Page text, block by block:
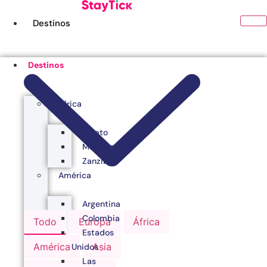
Destinos
Todo Europa África
América Asia
Destinos
África
Egipto
Marruecos
Zanzibar
América
Argentina
Colombia
Estados
Unidos
Las